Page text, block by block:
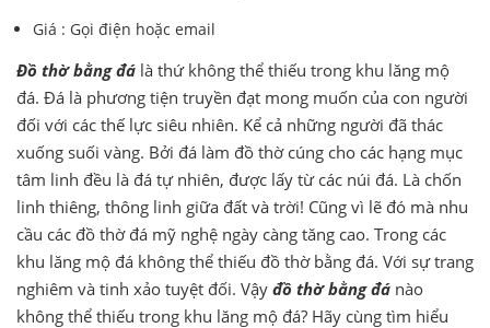
Giá : Gọi điện hoặc email
Đồ thờ bằng đá là thứ không thể thiếu trong khu lăng mộ
đá. Đá là phương tiện truyền đạt mong muốn của con người
đối với các thế lực siêu nhiên. Kể cả những người đã thác
xuống suối vàng. Bởi đá làm đồ thờ cúng cho các hạng mục
tâm linh đều là đá tự nhiên, được lấy từ các núi đá. Là chốn
linh thiêng, thông linh giữa đất và trời! Cũng vì lẽ đó mà nhu
cầu các đồ thờ đá mỹ nghệ ngày càng tăng cao. Trong các
khu lăng mộ đá không thể thiếu đồ thờ bằng đá. Với sự trang
nghiêm và tinh xảo tuyệt đối. Vậy đồ thờ bằng đá nào
không thể thiếu trong khu lăng mộ đá? Hãy cùng tìm hiểu